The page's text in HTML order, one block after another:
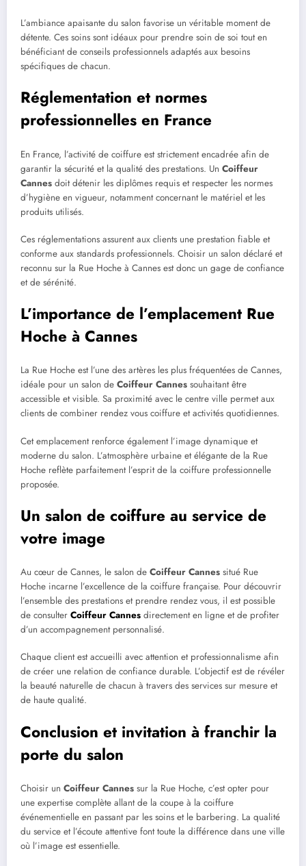
L’ambiance apaisante du salon favorise un véritable moment de
détente. Ces soins sont idéaux pour prendre soin de soi tout en
bénéficiant de conseils professionnels adaptés aux besoins
spécifiques de chacun.
Réglementation et normes
professionnelles en France
En France, l’activité de coiffure est strictement encadrée afin de
garantir la sécurité et la qualité des prestations. Un Coiffeur
Cannes doit détenir les diplômes requis et respecter les normes
d’hygiène en vigueur, notamment concernant le matériel et les
produits utilisés.
Ces réglementations assurent aux clients une prestation fiable et
conforme aux standards professionnels. Choisir un salon déclaré et
reconnu sur la Rue Hoche à Cannes est donc un gage de confiance
et de sérénité.
L’importance de l’emplacement Rue
Hoche à Cannes
La Rue Hoche est l’une des artères les plus fréquentées de Cannes,
idéale pour un salon de Coiffeur Cannes souhaitant être
accessible et visible. Sa proximité avec le centre ville permet aux
clients de combiner rendez vous coiffure et activités quotidiennes.
Cet emplacement renforce également l’image dynamique et
moderne du salon. L’atmosphère urbaine et élégante de la Rue
Hoche reflète parfaitement l’esprit de la coiffure professionnelle
proposée.
Un salon de coiffure au service de
votre image
Au cœur de Cannes, le salon de Coiffeur Cannes situé Rue
Hoche incarne l’excellence de la coiffure française. Pour découvrir
l’ensemble des prestations et prendre rendez vous, il est possible
de consulter Coiffeur Cannes directement en ligne et de profiter
d’un accompagnement personnalisé.
Chaque client est accueilli avec attention et professionnalisme afin
de créer une relation de confiance durable. L’objectif est de révéler
la beauté naturelle de chacun à travers des services sur mesure et
de haute qualité.
Conclusion et invitation à franchir la
porte du salon
Choisir un Coiffeur Cannes sur la Rue Hoche, c’est opter pour
une expertise complète allant de la coupe à la coiffure
événementielle en passant par les soins et le barbering. La qualité
du service et l’écoute attentive font toute la différence dans une ville
où l’image est essentielle.